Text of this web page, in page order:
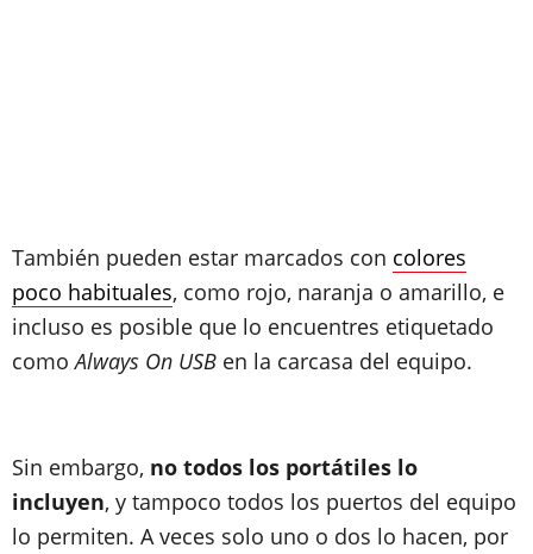
También pueden estar marcados con colores
poco habituales, como rojo, naranja o amarillo, e
incluso es posible que lo encuentres etiquetado
comoAlways On USB en la carcasa del equipo.
Sin embargo, no todos los portátiles lo
incluyen, y tampoco todos los puertos del equipo
lo permiten. A veces solo uno o dos lo hacen, por